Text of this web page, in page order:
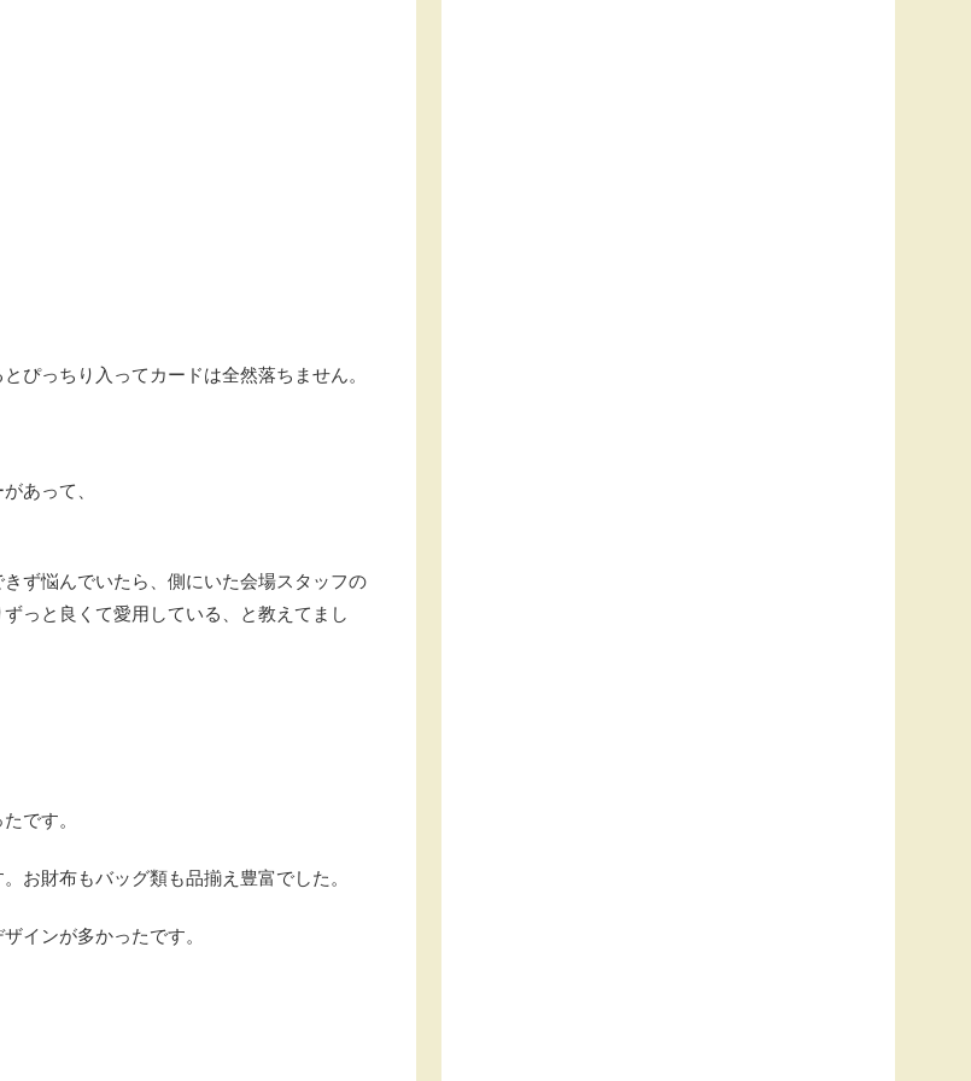
ぴっちり入ってカードは全然落ちません。
あって、
ず悩んでいたら、側にいた会場スタッフの
っと良くて愛用している、と教えてまし
です。
お財布もバッグ類も品揃え豊富でした。
インが多かったです。